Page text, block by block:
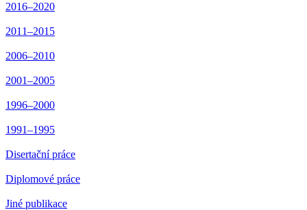
2016–2020
2011–2015
2006–2010
2001–2005
1996–2000
1991–1995
Disertační práce
Diplomové práce
Jiné publikace